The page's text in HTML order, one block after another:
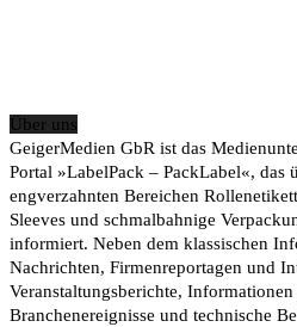
Über uns
GeigerMedien GbR ist das
Portal »LabelPack – PackLabel«,
engverzahnten Bereichen
Sleeves und schmalbahnige
informiert. Neben dem klassischen
Nachrichten, Firmenreportagen und
Veranstaltungsberichte, Informationen
Branchenereignisse und technische